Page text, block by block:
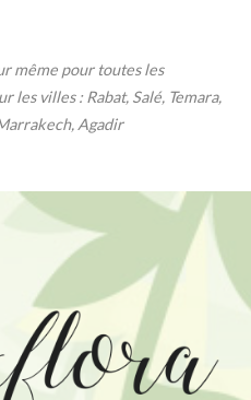
même pour toutes les
les villes : Rabat, Salé, Temara,
Agadir